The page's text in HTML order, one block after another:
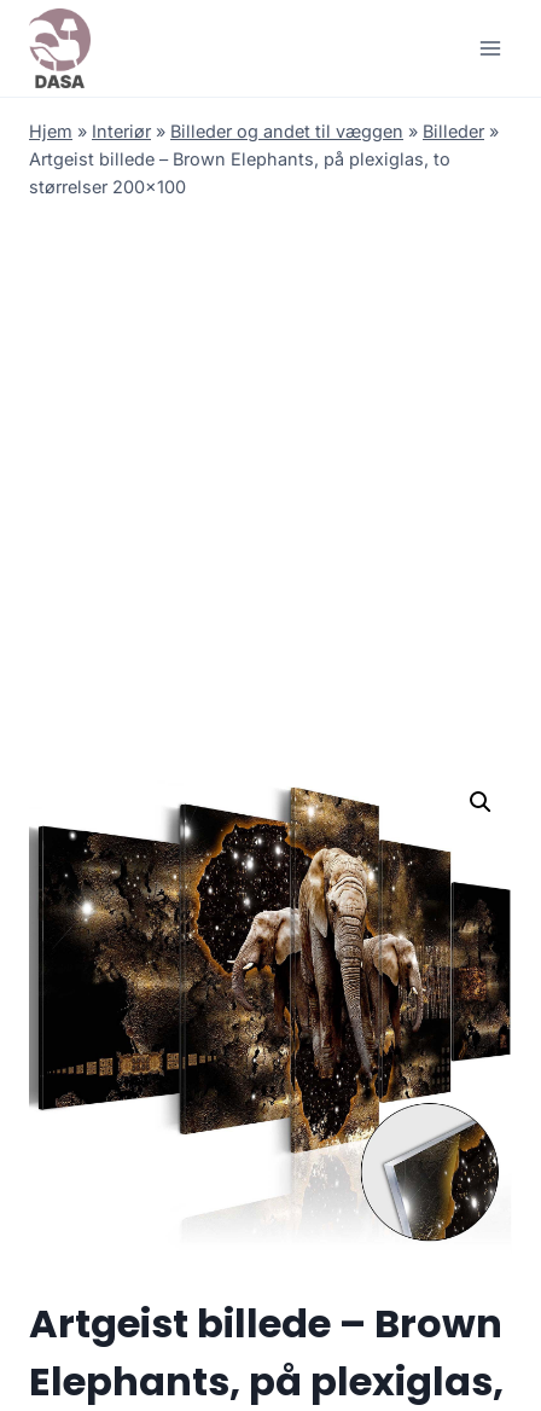
Skip
content
Hjem » Interiør » Billeder og andet til væggen » Billeder »
Artgeist billede – Brown Elephants, på plexiglas, to
størrelser 200×100
Artgeist billede – Brown
Elephants, på plexiglas,